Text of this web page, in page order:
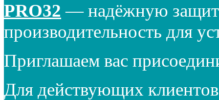
PRO32 — надёжную
производительность для
Приглашаем вас
Для действующих